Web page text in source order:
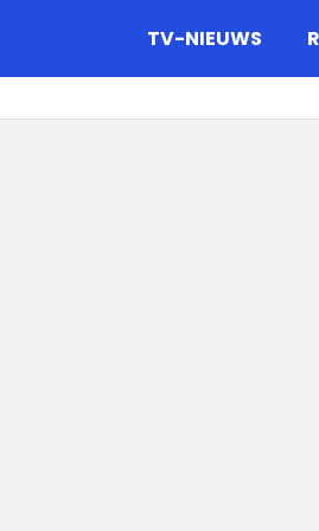
TV-NIEUWS